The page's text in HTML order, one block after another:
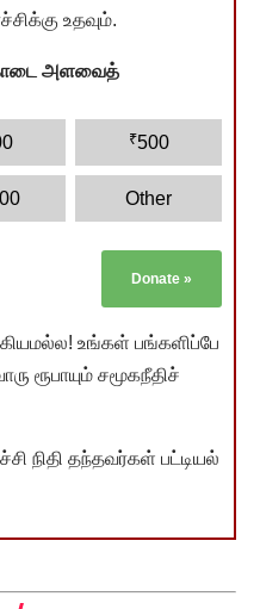
உதவும்.
அளவைத்
₹500
Other
Donate »
உங்கள் பங்களிப்பே
ரூபாயும் சமூகநீதிச்
நிதி தந்தவர்கள் பட்டியல்